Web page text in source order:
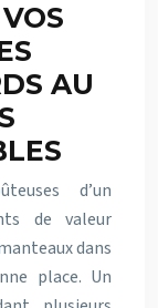
AU
d’un
de valeur
dans
place. Un